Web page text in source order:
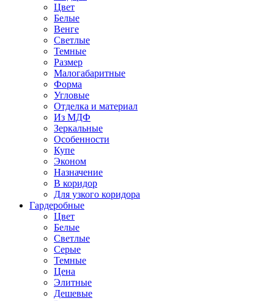
Цвет
Белые
Венге
Светлые
Темные
Размер
Малогабаритные
Форма
Угловые
Отделка и материал
Из МДФ
Зеркальные
Особенности
Купе
Эконом
Назначение
В коридор
Для узкого коридора
Гардеробные
Цвет
Белые
Светлые
Серые
Темные
Цена
Элитные
Дешевые